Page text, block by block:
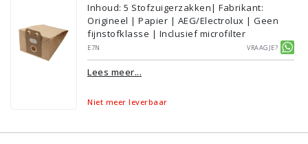
Inhoud: 5 Stofzuigerzakken| Fabrikant:
Origineel | Papier | AEG/Electrolux | Geen
fijnstofklasse | Inclusief microfilter
E7N
Vraagje?
Lees meer...
Niet meer leverbaar